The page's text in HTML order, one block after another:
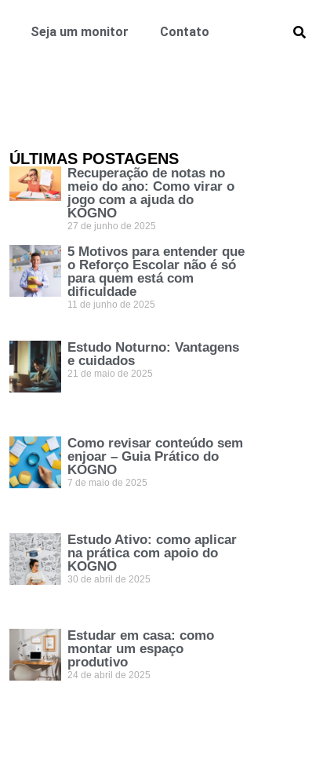
Seja um monitor Contato
ÚLTIMAS POSTAGENS
Recuperação de notas no
meio do ano: Como virar o
jogo com a ajuda do
KOGNO
27 de junho de 2025
5 Motivos para entender que
o Reforço Escolar não é só
para quem está com
dificuldade
11 de junho de 2025
Estudo Noturno: Vantagens
e cuidados
21 de maio de 2025
Como revisar conteúdo sem
enjoar – Guia Prático do
KOGNO
7 de maio de 2025
Estudo Ativo: como aplicar
na prática com apoio do
KOGNO
30 de abril de 2025
Estudar em casa: como
montar um espaço
produtivo
24 de abril de 2025